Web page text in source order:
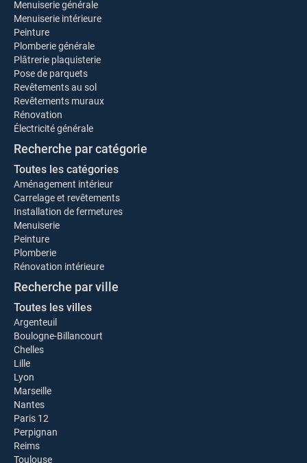
Menuiserie générale
Menuiserie intérieure
Peinture
Plomberie générale
Plâtrerie plaquisterie
Pose de parquets
Revêtements au sol
Revêtements muraux
Rénovation
Électricité générale
Recherche par catégorie
Toutes les catégories
Aménagement intérieur
Carrelage et revêtements
Installation de fermetures
Menuiserie
Peinture
Plomberie
Rénovation intérieure
Recherche par ville
Toutes les villes
Argenteuil
Boulogne-Billancourt
Chelles
Lille
Lyon
Marseille
Nantes
Paris 12
Perpignan
Reims
Toulouse